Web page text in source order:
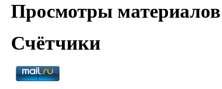
Просмотры материалов
Счётчики